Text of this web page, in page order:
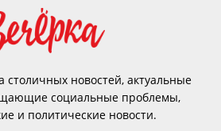
столичных новостей, актуальные
социальные проблемы,
и политические новости.